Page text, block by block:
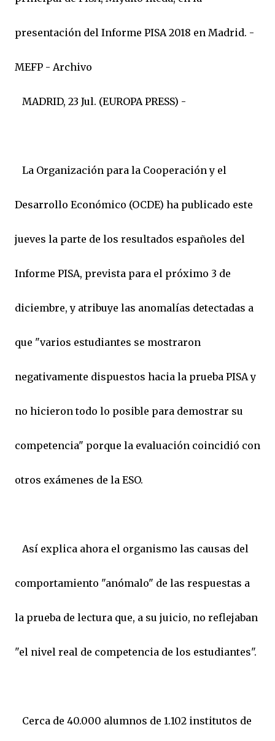
presentación del Informe PISA 2018 en Madrid. -
MEFP - Archivo
MADRID, 23 Jul. (EUROPA PRESS) -
La Organización para la Cooperación y el
Desarrollo Económico (OCDE) ha publicado este
jueves la parte de los resultados españoles del
Informe PISA, prevista para el próximo 3 de
diciembre, y atribuye las anomalías detectadas a
que "varios estudiantes se mostraron
negativamente dispuestos hacia la prueba PISA y
no hicieron todo lo posible para demostrar su
competencia" porque la evaluación coincidió con
otros exámenes de la ESO.
Así explica ahora el organismo las causas del
comportamiento "anómalo" de las respuestas a
la prueba de lectura que, a su juicio, no reflejaban
"el nivel real de competencia de los estudiantes".
Cerca de 40.000 alumnos de 1.102 institutos de